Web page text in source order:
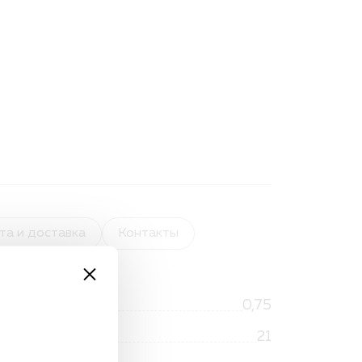
и доставка Контакты
0,75
21